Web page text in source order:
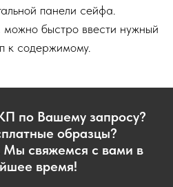
панели сейфа.
можно быстро ввести нужный
к содержимому.
по Вашему запросу?
образцы?
Мы свяжемся с вами в
время!